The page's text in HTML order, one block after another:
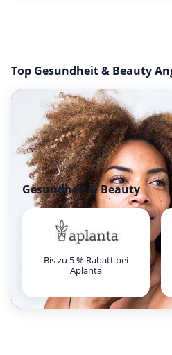
Top Gesundheit & Beauty
Gesundheit & Beauty
Bis zu 5 % Rabatt bei
Aplanta